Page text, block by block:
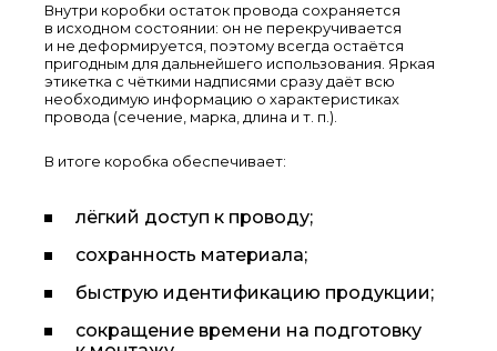
Внутри коробки остаток провода сохраняется
в исходном состоянии: он не перекручивается
и не деформируется, поэтому всегда остаётся
пригодным для дальнейшего использования. Яркая
этикетка с чёткими надписями сразу даёт всю
необходимую информацию о характеристиках
провода (сечение, марка, длина и т. п.).
В итоге коробка обеспечивает:
лёгкий доступ к проводу;
сохранность материала;
быструю идентификацию продукции;
сокращение времени на подготовку